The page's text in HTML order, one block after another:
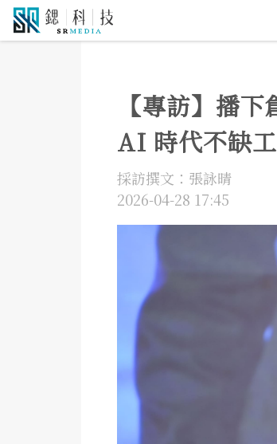
【專訪】播
AI 時代不缺
採訪撰文：張詠晴
2026-04-28 17:45
5G通訊